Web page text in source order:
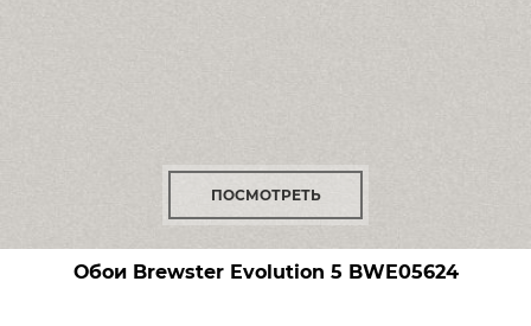
ПОСМОТРЕТЬ
Обои Brewster Evolution 5 BWE05624